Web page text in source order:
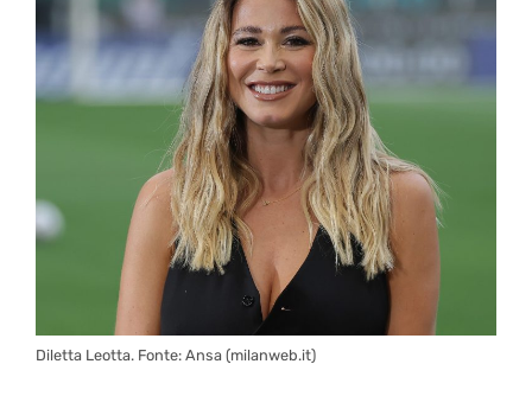
Diletta Leotta. Fonte: Ansa (milanweb.it)